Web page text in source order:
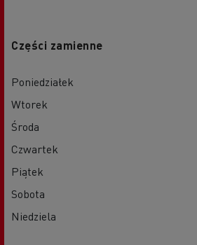
Części zamienne
Poniedziałek
Wtorek
Środa
Czwartek
Piątek
Sobota
Niedziela